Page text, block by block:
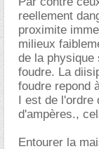
reellement
proximite
milieux
de la physique
foudre. La
foudre repond
I est de l'ordre
d'ampères.,
Entourer la